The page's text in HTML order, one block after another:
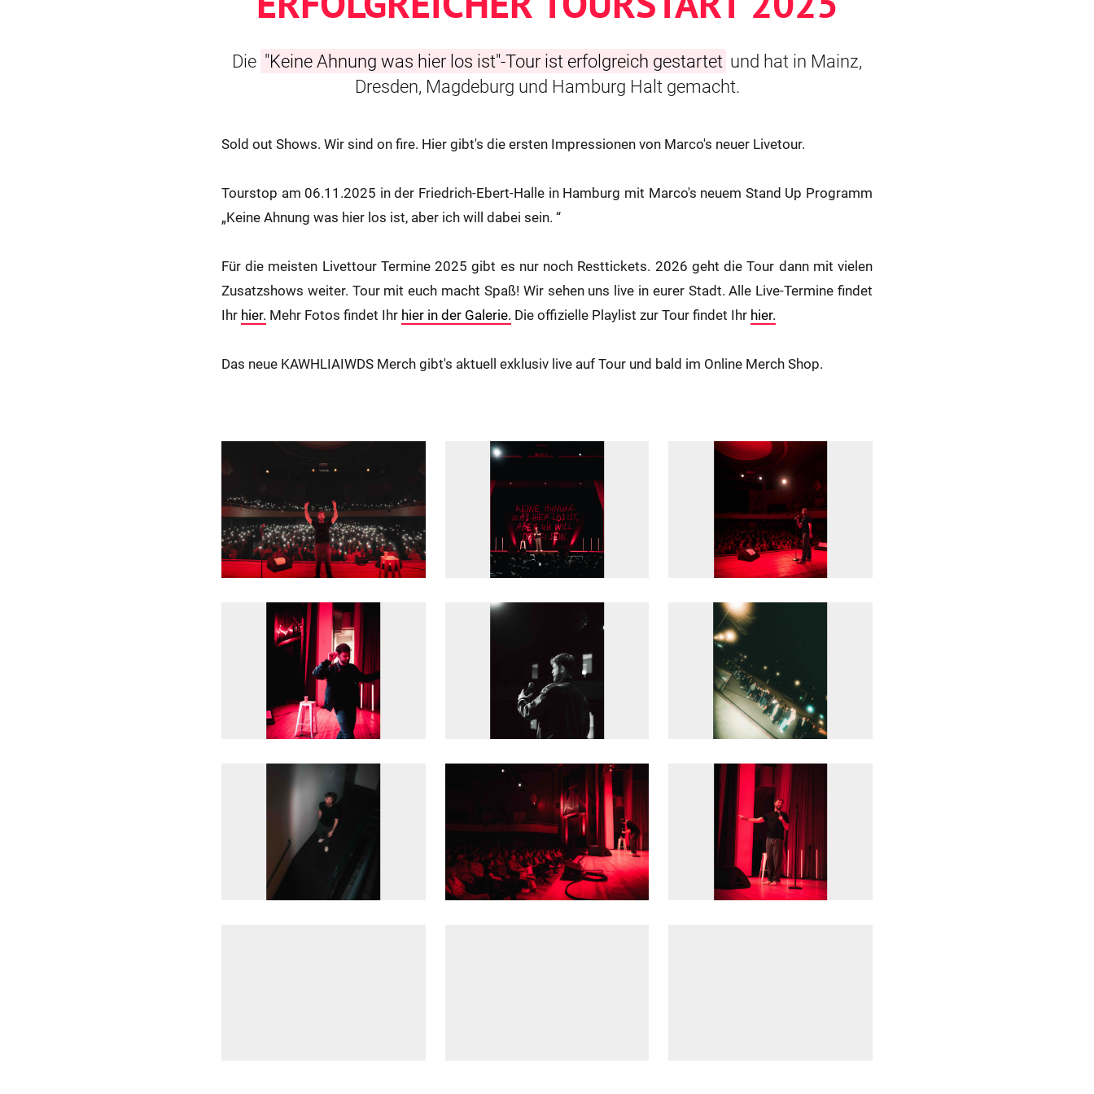
Die "Keine Ahnung was hier los ist"-Tour ist erfolgreich gestartet und hat in Mainz,
Dresden, Magdeburg und Hamburg Halt gemacht.
Sold out Shows. Wir sind on fire. Hier gibt's die ersten Impressionen von Marco's neuer Livetour.
Tourstop am 06.11.2025 in der Friedrich-Ebert-Halle in Hamburg mit Marco's neuem Stand Up Programm
„Keine Ahnung was hier los ist, aber ich will dabei sein. “
Für die meisten Livettour Termine 2025 gibt es nur noch Resttickets. 2026 geht die Tour dann mit vielen
Zusatzshows weiter. Tour mit euch macht Spaß! Wir sehen uns live in eurer Stadt. Alle Live-Termine findet
Ihr hier. Mehr Fotos findet Ihr hier in der Galerie. Die offizielle Playlist zur Tour findet Ihr hier.
Das neue KAWHLIAIWDS Merch gibt's aktuell exklusiv live auf Tour und bald im Online Merch Shop.